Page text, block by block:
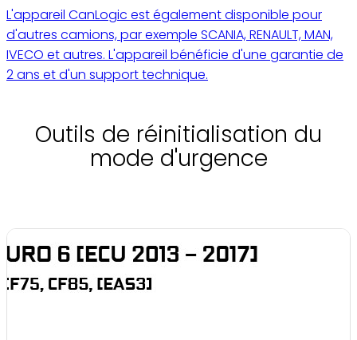
L'appareil CanLogic est également disponible pour
d'autres camions, par exemple SCANIA, RENAULT, MAN,
IVECO et autres. L'appareil bénéficie d'une garantie de
2 ans et d'un support technique.
Outils de réinitialisation du
mode d'urgence